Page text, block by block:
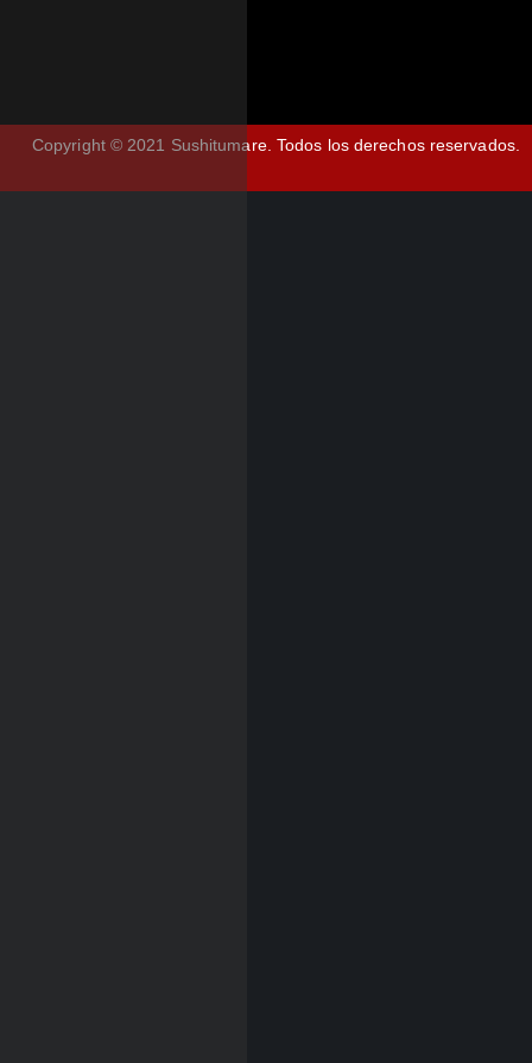
Copyright © 2021 Sushitumare. Todos los derechos reservados.